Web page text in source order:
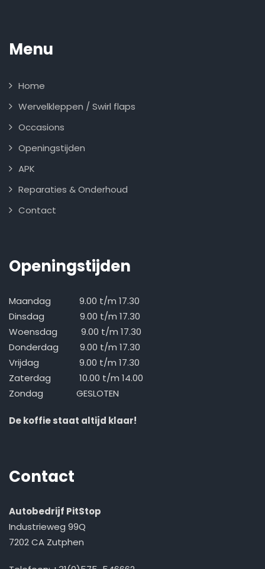
Menu
Home
Wervelkleppen / Swirl flaps
Occasions
Openingstijden
APK
Reparaties & Onderhoud
Contact
Openingstijden
Maandag 9.00 t/m 17.30
Dinsdag 9.00 t/m 17.30
Woensdag 9.00 t/m 17.30
Donderdag 9.00 t/m 17.30
Vrijdag 9.00 t/m 17.30
Zaterdag 10.00 t/m 14.00
Zondag GESLOTEN
De koffie staat altijd klaar!
Contact
Autobedrijf PitStop
Industrieweg 99Q
7202 CA Zutphen